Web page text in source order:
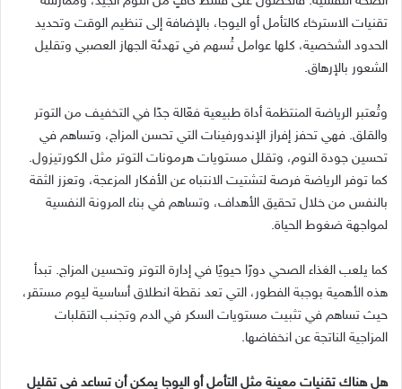
تقنيات الاسترخاء كالتأمل أو اليوجا، بالإضافة إلى تنظيم الوقت وتحديد
الحدود الشخصية، كلها عوامل تُسهم في تهدئة الجهاز العصبي وتقليل
الشعور بالإرهاق.
وتُعتبر الرياضة المنتظمة أداة طبيعية فعّالة جدًا في التخفيف من التوتر
والقلق. فهي تحفز إفراز الإندورفينات التي تحسن المزاج، وتساهم في
تحسين جودة النوم، وتقلل مستويات هرمونات التوتر مثل الكورتيزول.
كما توفر الرياضة فرصة لتشتيت الانتباه عن الأفكار المزعجة، وتعزز الثقة
بالنفس من خلال تحقيق الأهداف، وتساهم في بناء المرونة النفسية
لمواجهة ضغوط الحياة.
كما يلعب الغذاء الصحي دورًا حيويًا في إدارة التوتر وتحسين المزاج. تبدأ
هذه الأهمية بوجبة الفطور، التي تعد نقطة انطلاق أساسية ليوم مستقر،
حيث تساهم في تثبيت مستويات السكر في الدم وتجنب التقلبات
المزاجية الناتجة عن انخفاضها.
هل هناك تقنيات معينة مثل التأمل أو اليوجا يمكن أن تساعد في تقليل